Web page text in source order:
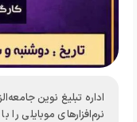
اداره تبلیغ نوین
نرم‌افزارهای موبایلی